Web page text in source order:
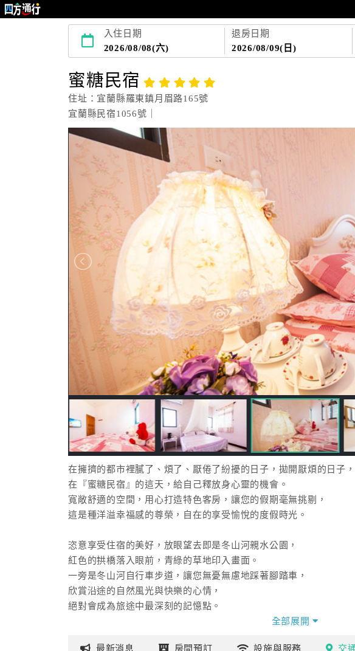
入住日期
2026/08/08(六)
退房日期
2026/08/09(日)
蜜糖民宿
住址：宜蘭縣羅東鎮月眉路165號
宜蘭縣民宿1056號｜
在擁擠的都市裡膩了、煩了、厭倦了紛擾的日子，拋開厭煩的日子，
在『蜜糖民宿』的這天，給自己釋放身心靈的機會。
寬敞舒適的空間，用心打造特色客房，讓您的假期毫無挑剔，
這是種洋溢幸福感的尊榮，自在的享受愉悅的度假時光。
恣意享受住宿的美好，放眼望去即是冬山河親水公園，
紅色的拱橋落入眼前，青綠的草地印入畫面。
一旁是冬山河自行車步道，讓您無憂無慮地踩著腳踏車，
欣賞沿途的自然風光與快樂的心情，
絕對會成為旅途中最深刻的記憶點。
全部展開
最新消息 房間預訂 設施與服務 交